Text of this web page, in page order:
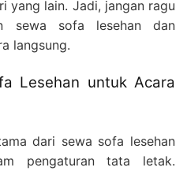
yang lain. Jadi, jangan ragu
sewa sofa lesehan dan
langsung.
Lesehan untuk Acara
dari sewa sofa lesehan
pengaturan tata letak.